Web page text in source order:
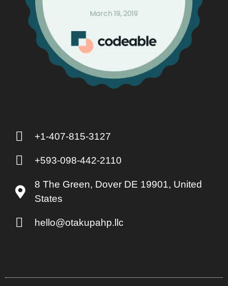
+1-407-815-3127
+593-098-442-2110
8 The Green, Dover DE 19901, United
States
hello@otakupahp.llc